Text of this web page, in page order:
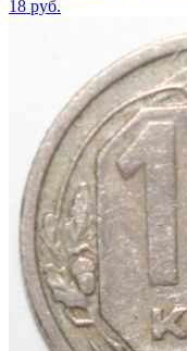
18 руб.